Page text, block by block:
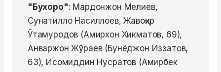
"Бухоро": Мардонжон Мелиев,
Сунатилло Насиллоев, Жавоҳир
Ўтамуродов (Амирхон Хикматов, 69),
Анваржон Жўраев (Бунёджон Иззатов,
63), Исомиддин Нусратов (Амирбек